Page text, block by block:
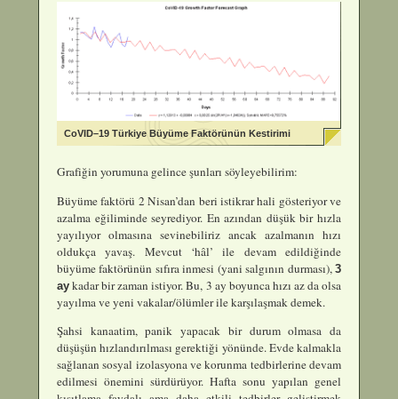
CoVID–19 Türkiye Büyüme Faktörünün Kestirimi
Grafiğin yorumuna gelince şunları söyleyebilirim:
Büyüme faktörü 2 Nisan’dan beri istikrar hali gösteriyor ve
azalma eğiliminde seyrediyor. En azından düşük bir hızla
yayılıyor olmasına sevinebiliriz ancak azalmanın hızı
oldukça yavaş. Mevcut ‘hâl’ ile devam edildiğinde
büyüme faktörünün sıfıra inmesi (yani salgının durması), 3
ay kadar bir zaman istiyor. Bu, 3 ay boyunca hızı az da olsa
yayılma ve yeni vakalar/ölümler ile karşılaşmak demek.
Şahsi kanaatim, panik yapacak bir durum olmasa da
düşüşün hızlandırılması gerektiği yönünde. Evde kalmakla
sağlanan sosyal izolasyona ve korunma tedbirlerine devam
edilmesi önemini sürdürüyor. Hafta sonu yapılan genel